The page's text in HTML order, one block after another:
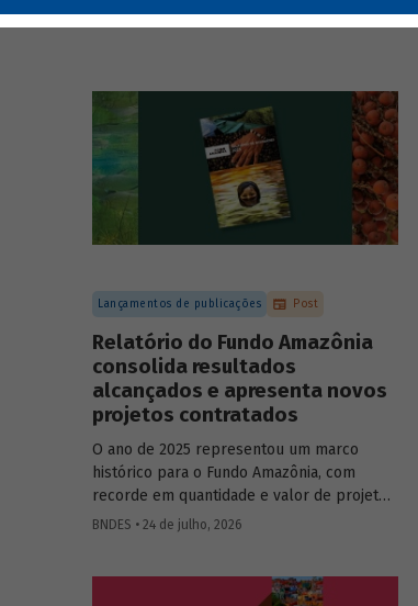
Lançamentos de publicações Post
Relatório do Fundo Amazônia
consolida resultados
alcançados e apresenta novos
projetos contratados
O ano de 2025 representou um marco
histórico para o Fundo Amazônia, com
recorde em quantidade e valor de projetos
aprovados, assim como em desembolsos:
milhões desembolsados. Ainda no período,
BNDES • 24 de julho, 2026